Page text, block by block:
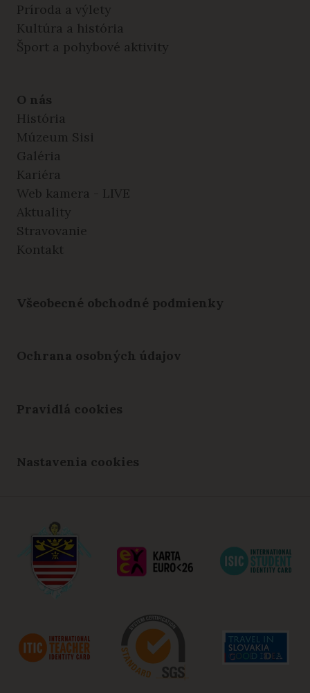
Príroda a výlety
Kultúra a história
Šport a pohybové aktivity
O nás
História
Múzeum Sisi
Galéria
Kariéra
Web kamera - LIVE
Aktuality
Stravovanie
Kontakt
Všeobecné obchodné podmienky
Ochrana osobných údajov
Pravidlá cookies
Nastavenia cookies